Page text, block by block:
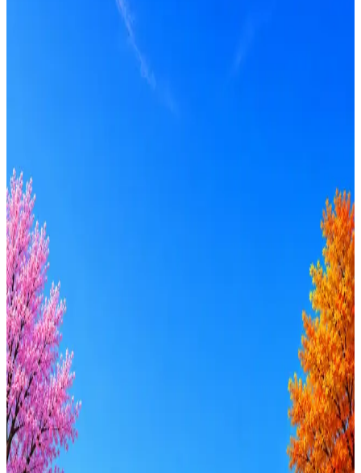
Формат
Удалённо
Грейд
Intern
Зарплата
от 50к
от 350к
Стратегия поиска с AI: рынки, позиции, вилка, каналы
Ежедневный подбор из 600+ источников
AI генерация сопроводительных писем